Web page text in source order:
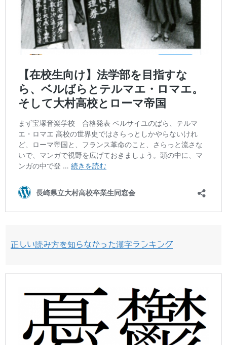
正しい読み方を知らなかった漢字ランキング